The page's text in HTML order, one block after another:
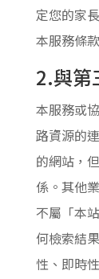
定您的家
本服務條
2.與第
本服務或
路資源的
的網站，
係。其他
不屬「本
何檢索結
性、即時